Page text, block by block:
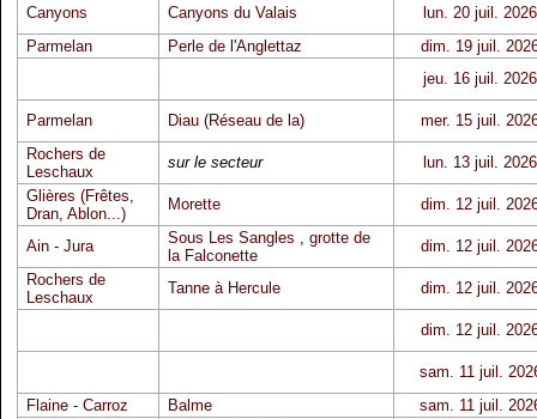
Canyons
Canyons du Valais
lun. 20 juil. 2026
Parmelan
Perle de l'Anglettaz
dim. 19 juil.
jeu. 16 juil. 2026
Parmelan Diau (Réseau de la)
mer. 15 juil.
Rochers de
Leschaux
sur le secteur
lun. 13 juil. 2026
Glières (Frêtes,
Dran, Ablon...)
Morette dim. 12 juil.
Ain - Jura Sous Les Sangles , grotte de
la Falconette
dim. 12 juil.
Rochers de
Leschaux
Tanne à Hercule dim. 12 juil.
dim. 12 juil.
sam. 11 juil.
Flaine - Carroz
Balme
sam. 11 juil.